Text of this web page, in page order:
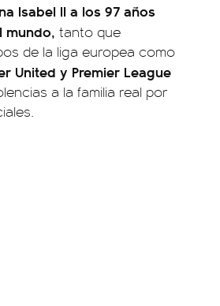
Isabel II a los 97 años
mundo, tanto que
de la liga europea como
United y Premier League
a la familia real por